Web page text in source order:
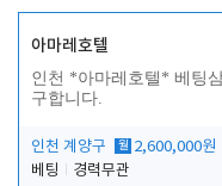
아마레호텔
인천 *아마레호텔* 베팅
구합니다.
인천 계양구 월 2,600,000원
베팅
경력무관